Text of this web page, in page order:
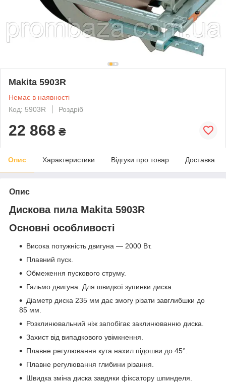
Makita 5903R
Немає в наявності
Код: 5903R
Роздріб
22 868 ₴
Опис Характеристики Відгуки про товар Доставка
Опис
Дискова пила Makita 5903R
Основні особливості
Висока потужність двигуна — 2000 Вт.
Плавний пуск.
Обмеження пускового струму.
Гальмо двигуна. Для швидкої зупинки диска.
Діаметр диска 235 мм дає змогу різати завглибшки до
85 мм.
Розклинювальний ніж запобігає заклинюванню диска.
Захист від випадкового увімкнення.
Плавне регулювання кута нахил підошви до 45°.
Плавне регулювання глибини різання.
Швидка зміна диска завдяки фіксатору шпинделя.